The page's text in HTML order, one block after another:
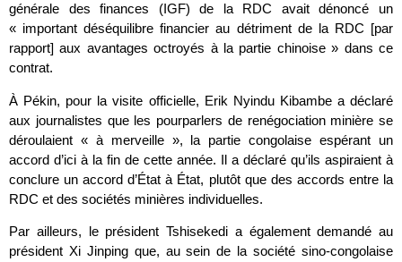
générale des finances (IGF) de la RDC avait dénoncé un
« important déséquilibre financier au détriment de la RDC [par
rapport] aux avantages octroyés à la partie chinoise » dans ce
contrat.
À Pékin, pour la visite officielle, Erik Nyindu Kibambe a déclaré
aux journalistes que les pourparlers de renégociation minière se
déroulaient « à merveille », la partie congolaise espérant un
accord d’ici à la fin de cette année. Il a déclaré qu’ils aspiraient à
conclure un accord d’État à État, plutôt que des accords entre la
RDC et des sociétés minières individuelles.
Par ailleurs, le président Tshisekedi a également demandé au
président Xi Jinping que, au sein de la société sino-congolaise